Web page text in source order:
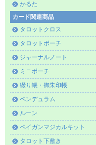
かるた
カード関連商品
タロットクロス
タロットポーチ
ジャーナルノート
ミニポーチ
綴り帳・御朱印帳
ペンデュラム
ルーン
ペイガンマジカルキット
タロット下敷き